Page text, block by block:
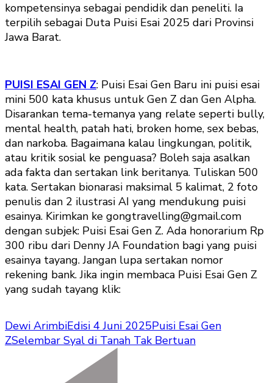
kompetensinya sebagai pendidik dan peneliti. Ia
terpilih sebagai Duta Puisi Esai 2025 dari Provinsi
Jawa Barat.
PUISI ESAI GEN Z: Puisi Esai Gen Baru ini puisi esai
mini 500 kata khusus untuk Gen Z dan Gen Alpha.
Disarankan tema-temanya yang relate seperti bully,
mental health, patah hati, broken home, sex bebas,
dan narkoba. Bagaimana kalau lingkungan, politik,
atau kritik sosial ke penguasa? Boleh saja asalkan
ada fakta dan sertakan link beritanya. Tuliskan 500
kata. Sertakan bionarasi maksimal 5 kalimat, 2 foto
penulis dan 2 ilustrasi AI yang mendukung puisi
esainya. Kirimkan ke gongtravelling@gmail.com
dengan subjek: Puisi Esai Gen Z. Ada honorarium Rp
300 ribu dari Denny JA Foundation bagi yang puisi
esainya tayang. Jangan lupa sertakan nomor
rekening bank. Jika ingin membaca Puisi Esai Gen Z
yang sudah tayang klik:
Dewi ArimbiEdisi 4 Juni 2025Puisi Esai Gen
ZSelembar Syal di Tanah Tak Bertuan